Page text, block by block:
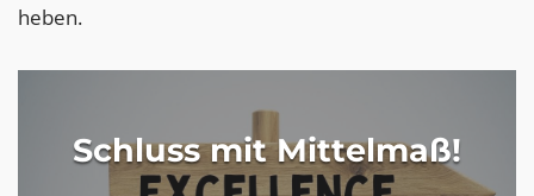
heben.
Schluss mit Mittelmaß!